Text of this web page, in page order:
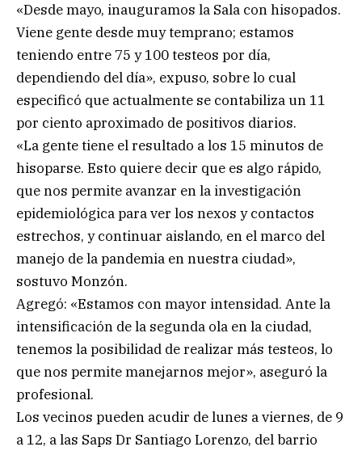
«Desde mayo, inauguramos la Sala con hisopados.
Viene gente desde muy temprano; estamos
teniendo entre 75 y 100 testeos por día,
dependiendo del día», expuso, sobre lo cual
especificó que actualmente se contabiliza un 11
por ciento aproximado de positivos diarios.
«La gente tiene el resultado a los 15 minutos de
hisoparse. Esto quiere decir que es algo rápido,
que nos permite avanzar en la investigación
epidemiológica para ver los nexos y contactos
estrechos, y continuar aislando, en el marco del
manejo de la pandemia en nuestra ciudad»,
sostuvo Monzón.
Agregó: «Estamos con mayor intensidad. Ante la
intensificación de la segunda ola en la ciudad,
tenemos la posibilidad de realizar más testeos, lo
que nos permite manejarnos mejor», aseguró la
profesional.
Los vecinos pueden acudir de lunes a viernes, de 9
a 12, a las Saps Dr Santiago Lorenzo, del barrio